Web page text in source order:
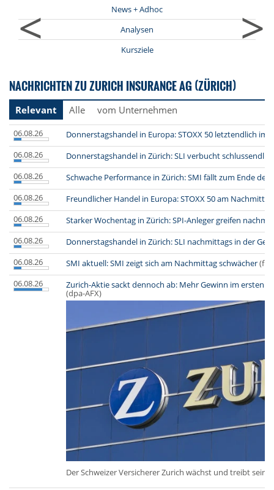
<
News + Adhoc
Analysen
Kursziele
>
NACHRICHTEN ZU ZURICH INSURANCE AG (ZÜRICH)
Relevant Alle vom Unternehmen
06.08.26
Donnerstagshandel in Europa: STOXX 50 letztendlich im
06.08.26
Donnerstagshandel in Zürich: SLI verbucht
06.08.26
Schwache Performance in Zürich: SMI fällt zum Ende
06.08.26
Freundlicher Handel in Europa: STOXX 50 am
06.08.26
Starker Wochentag in Zürich: SPI-Anleger greifen
06.08.26
Donnerstagshandel in Zürich: SLI nachmittags in der
06.08.26
SMI aktuell: SMI zeigt sich am Nachmittag schwächer
06.08.26
Zurich-Aktie sackt dennoch ab: Mehr Gewinn im ersten
(dpa-AFX)
Der Schweizer Versicherer Zurich wächst und treibt